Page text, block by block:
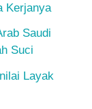
Kerjanya
Saudi
Suci
Layak